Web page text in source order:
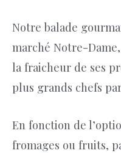
Notre balade
marché Notre-
la fraicheur de ses
plus grands chefs
En fonction de
fromages ou fruits,